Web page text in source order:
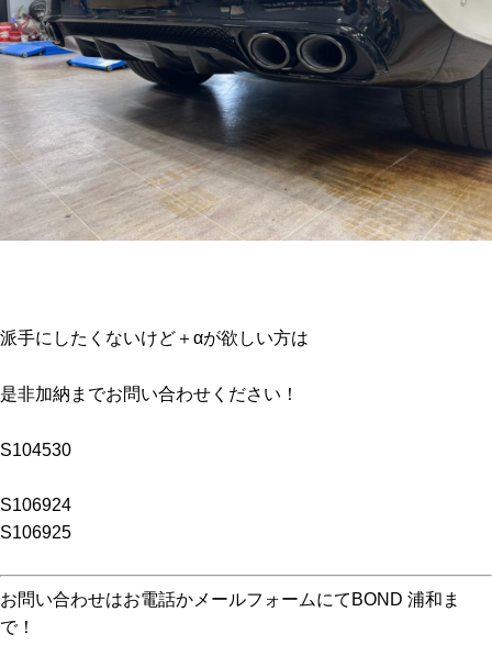
派手にしたくないけど＋αが欲しい方は
是非加納までお問い合わせください！
S104530
S106924
S106925
お問い合わせはお電話かメールフォームにてBOND 浦和ま
で！